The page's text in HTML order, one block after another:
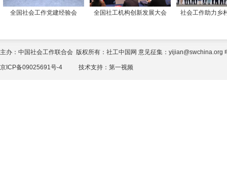
全国社会工作党建经验会 全国社工机构创新发展大会 社会工作助力乡
主办：中国社会工作联合会 版权所有：社工中国网 意见征集：yijian@swchina.org
京ICP备09025691号-4 技术支持： 第一视频